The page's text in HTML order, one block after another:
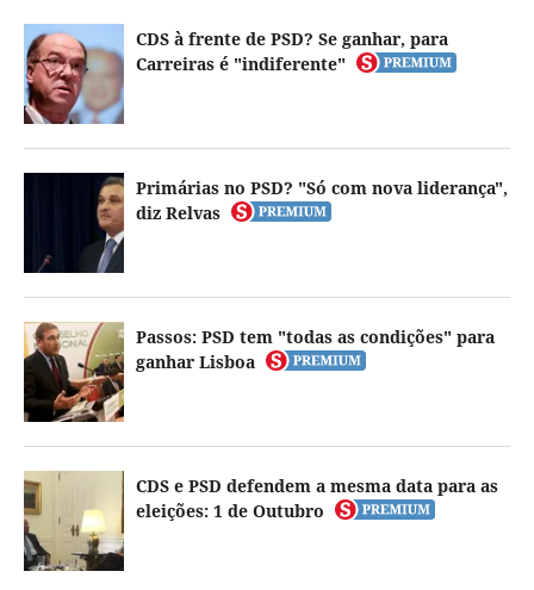
CDS à frente de PSD? Se ganhar, para
Carreiras é "indiferente"
Primárias no PSD? "Só com nova liderança",
diz Relvas
Passos: PSD tem "todas as condições" para
ganhar Lisboa
CDS e PSD defendem a mesma data para as
eleições: 1 de Outubro